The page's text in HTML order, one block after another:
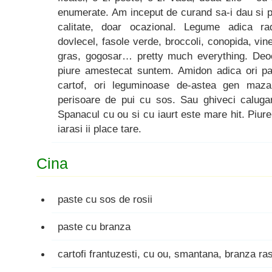
enumerate. Am inceput de curand sa-i dau si
calitate, doar ocazional. Legume adica
dovlecel, fasole verde, broccoli, conopida,
gras, gogosar… pretty much everything.
piure amestecat suntem. Amidon adica ori
cartof, ori leguminoase de-astea gen
perisoare de pui cu sos. Sau ghiveci
Spanacul cu ou si cu iaurt este mare hit.
iarasi ii place tare.
Cina
paste cu sos de rosii
paste cu branza
cartofi frantuzesti, cu ou, smantana, branza